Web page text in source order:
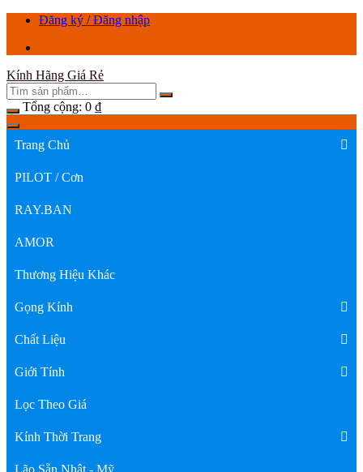
ChuyểnĐăng ký / Đăng nhập
Kính Hãng Giá Rẻ
Tổng cộng: 0 ₫
Trang Chủ
PILOT / Cơn
RAY.BAN
AMOR
Thương Hiệu Khác
Gọng Kính
Chất Liệu
Giới Tính
Lọc Theo Giá
Kính Thời Trang
Lão Sẵn Nhật - Mỹ